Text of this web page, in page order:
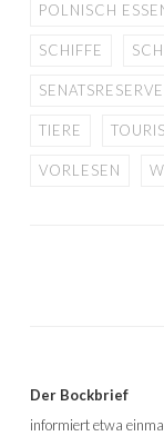
POLNISCH
SCHIFFE
SENATSRESERVE
TIERE
VORLESEN
Der Bockbrief
informiert etwa